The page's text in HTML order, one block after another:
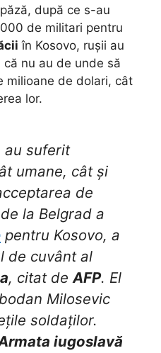
după ce s-au
de militari pentru
în Kosovo, rușii au
nu au de unde să
milioane de dolari, cât
lor.
au suferit
umane, cât și
de
la Belgrad a
pentru Kosovo, a
de cuvânt al
, citat deAFP. El
Milosevic
soldaților.
iugoslavă